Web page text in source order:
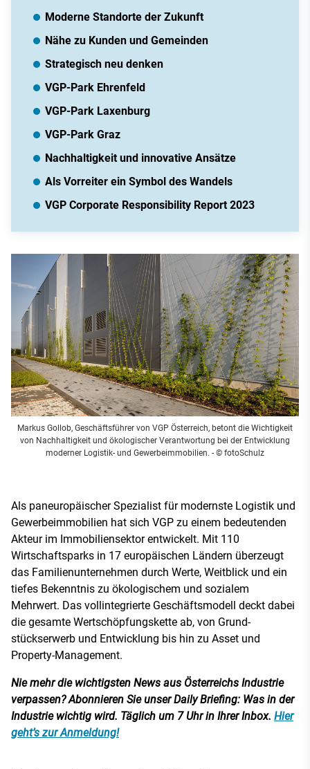
Moderne Standorte der Zukunft
Nähe zu Kunden und Gemeinden
Strategisch neu denken
VGP-Park Ehrenfeld
VGP-Park Laxenburg
VGP-Park Graz
Nachhaltigkeit und innovative An­sätze
Als Vorreiter ein Symbol des Wandels
VGP Corporate Responsibility Report 2023
Markus Gollob, Geschäftsführer von VGP Österreich, betont die Wichtigkeit
von Nachhaltigkeit und ökologischer Verantwortung bei der Entwicklung
moderner Logistik- und Gewerbeimmobilien. - © fotoSchulz
Als paneuropäischer Spezialist für mo­dernste Logistik­ und
Gewerbeimmobi­lien hat sich VGP zu einem bedeutenden
Akteur im Immobiliensektor entwickelt. Mit 110
Wirtschaftsparks in 17 europäischen Ländern überzeugt
das Familienunternehmen durch Werte, Weitblick und ein
tiefes Bekenntnis zu ökologischem und sozialem
Mehrwert. Das vollintegrierte Geschäftsmodell deckt dabei
die gesamte Wertschöpfungskette ab, von Grund­
stückserwerb und Entwicklung bis hin zu Asset­ und
Property-­Management.
Nie mehr die wichtigsten News aus Österreichs Industrie
verpassen? Abonnieren Sie unser Daily Briefing: Was in der
Industrie wichtig wird. Täglich um 7 Uhr in Ihrer Inbox. Hier
geht’s zur Anmeldung!